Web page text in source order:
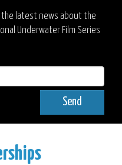
the latest news about the
Underwater Film Series
Send